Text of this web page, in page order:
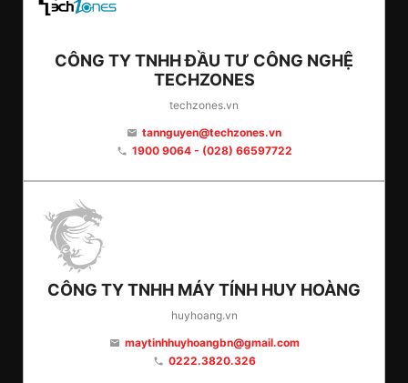
CÔNG TY TNHH ĐẦU TƯ CÔNG NGHỆ
TECHZONES
techzones.vn
email tannguyen@techzones.vn
phone 1900 9064 - (028) 66597722
CÔNG TY TNHH MÁY TÍNH HUY HOÀNG
huyhoang.vn
email maytinhhuyhoangbn@gmail.com
phone 0222.3820.326